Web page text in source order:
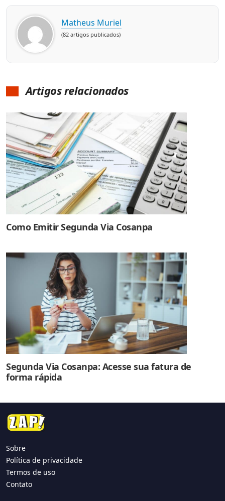
Matheus Muriel
(82 artigos publicados)
Artigos relacionados
Como Emitir Segunda Via Cosanpa
Segunda Via Cosanpa: Acesse sua fatura de
forma rápida
Sobre
Política de privacidade
Termos de uso
Contato